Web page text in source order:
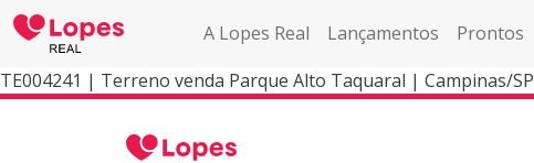
A Lopes Real Lançamentos Prontos
TE004241 | Terreno venda Parque Alto Taquaral | Campinas/SP